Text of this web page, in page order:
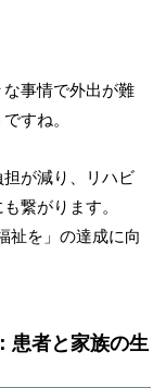
事情で外出が難
すね。
が減り、リハビ
繋がります。
祉を」の達成に向
患者と家族の生